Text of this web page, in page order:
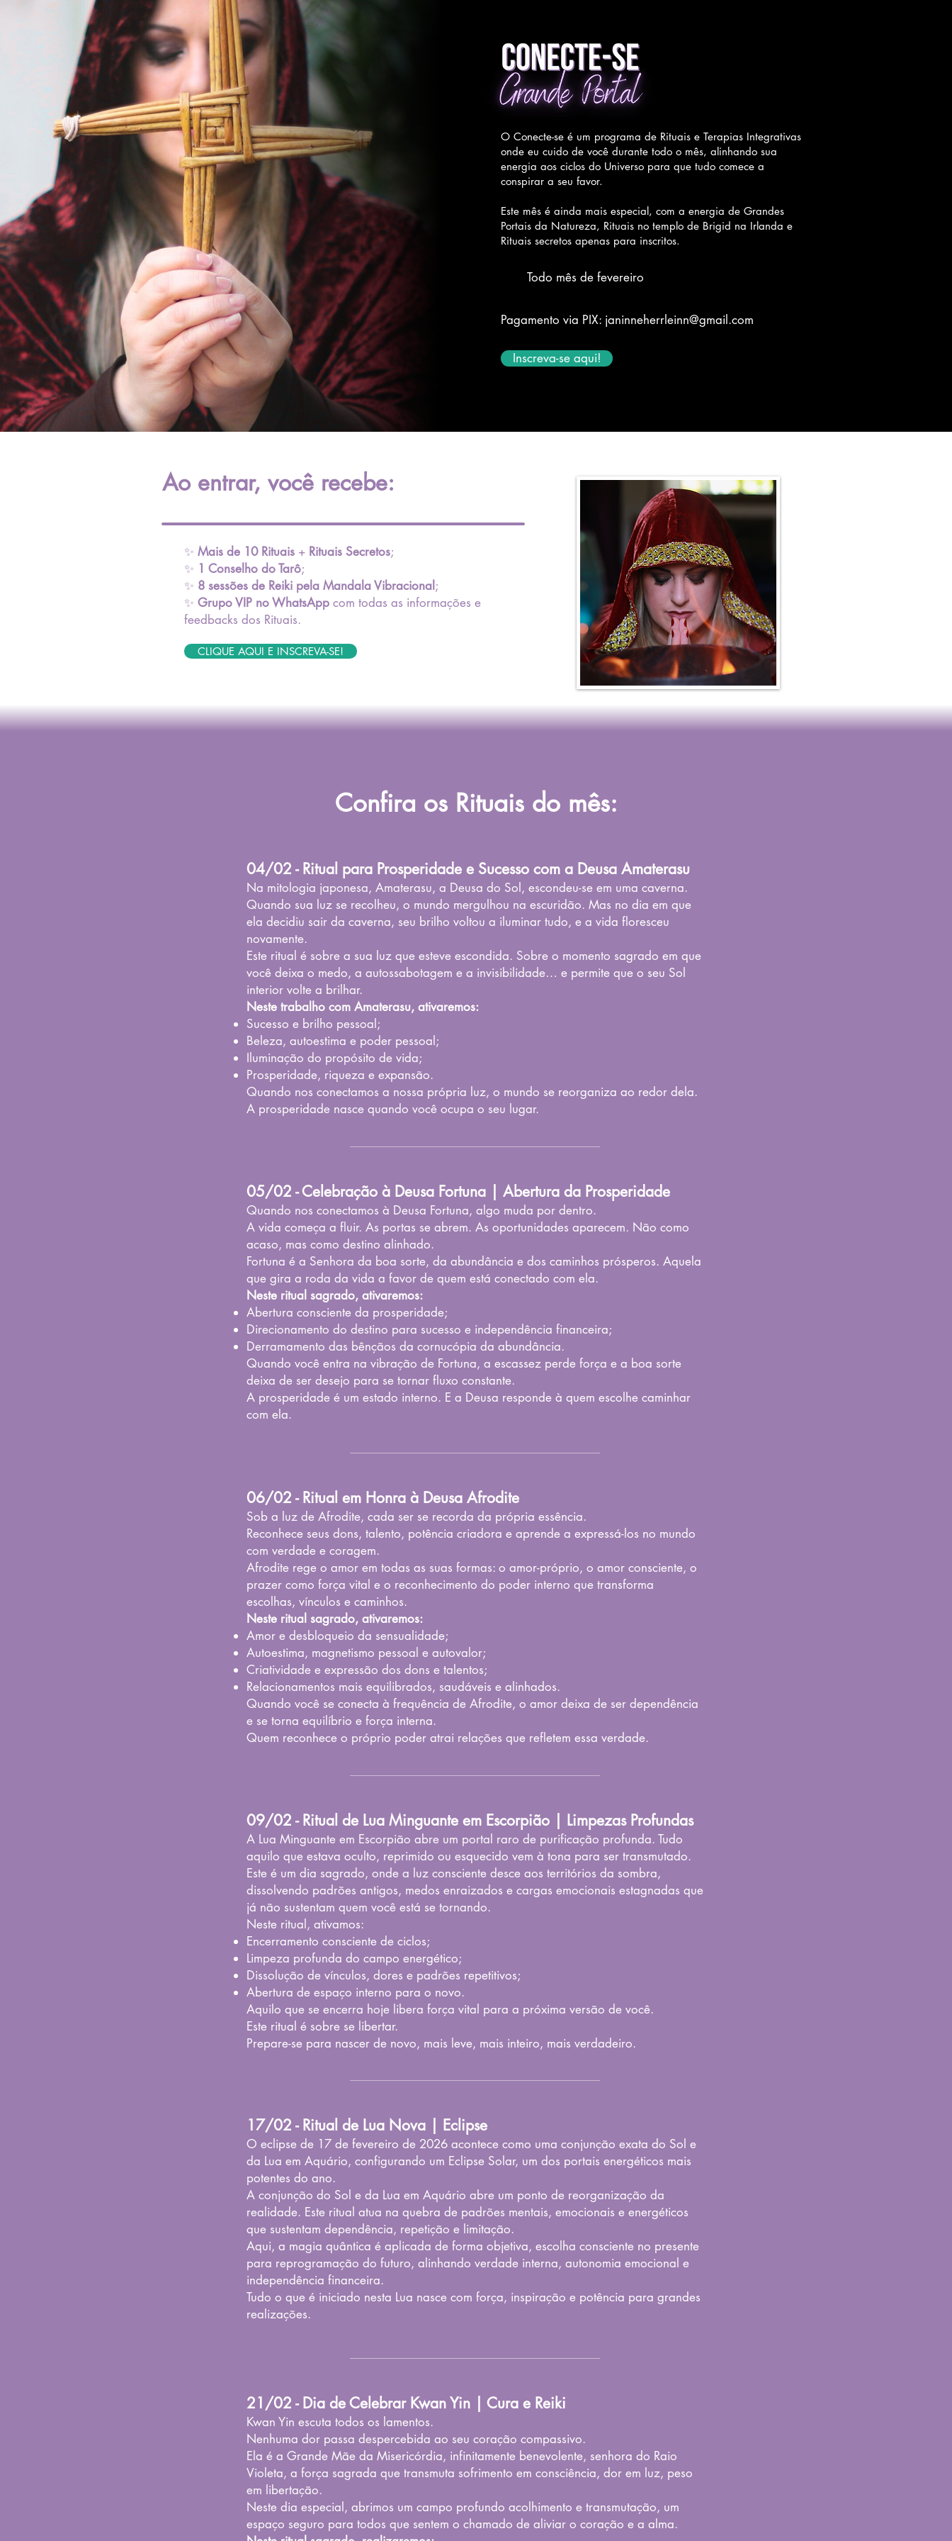
O Conecte-se é um programa de Rituais e Terapias Integrativas
onde eu cuido de você durante todo o mês, alinhando sua
energia aos ciclos do Universo para que tudo comece a
conspirar a seu favor.
Este mês é ainda mais especial, com a energia de Grandes
Portais da Natureza, Rituais no templo de Brigid na Irlanda e
Rituais secretos apenas para inscritos.
Todo mês de fevereiro
Pagamento via PIX: janinneherrleinn@gmail.com
Inscreva-se aqui!
Ao entrar, você recebe:
✨ Mais de 10 Rituais + Rituais Secretos;
✨ 1 Conselho do Tarô;
✨ 8 sessões de Reiki pela Mandala Vibracional ;
✨ Grupo VIP no WhatsApp com todas as informações e
feedbacks dos Rituais.
CLIQUE AQUI E INSCREVA-SE!
Confira os Rituais do mês:
04/02 - Ritual para Prosperidade e Sucesso com a Deusa Amaterasu
​Na mitologia japonesa, Amaterasu, a Deusa do Sol, escondeu-se em uma caverna.
Quando sua luz se recolheu, o mundo mergulhou na escuridão. Mas no dia em que
ela decidiu sair da caverna, seu brilho voltou a iluminar tudo, e a vida floresceu
novamente.
Este ritual é sobre a sua luz que esteve escondida. Sobre o momento sagrado em que
você deixa o medo, a autossabotagem e a invisibilidade… e permite que o seu Sol
interior volte a brilhar.
Neste trabalho com Amaterasu, ativaremos:
Sucesso e brilho pessoal;
Beleza, autoestima e poder pessoal;
Iluminação do propósito de vida;
Prosperidade, riqueza e expansão.
Quando nos conectamos a nossa própria luz, o mundo se reorganiza ao redor dela.
A prosperidade nasce quando você ocupa o seu lugar.​
05/02 - Celebração à Deusa Fortuna | Abertura da Prosperidade
Quando nos conectamos à Deusa Fortuna, algo muda por dentro.
A vida começa a fluir. As portas se abrem. As oportunidades aparecem. Não como
acaso, mas como destino alinhado.
Fortuna é a Senhora da boa sorte, da abundância e dos caminhos prósperos. Aquela
que gira a roda da vida a favor de quem está conectado com ela.
Neste ritual sagrado, ativaremos:
Abertura consciente da prosperidade;
Direcionamento do destino para sucesso e independência financeira;
Derramamento das bênçãos da cornucópia da abundância.
Quando você entra na vibração de Fortuna, a escassez perde força e a boa sorte
deixa de ser desejo para se tornar fluxo constante.
A prosperidade é um estado interno. E a Deusa responde à quem escolhe caminhar
com ela.
06/02 - Ritual em Honra à Deusa Afrodite
Sob a luz de Afrodite, cada ser se recorda da própria essência.
Reconhece seus dons, talento, potência criadora e aprende a expressá-los no mundo
com verdade e coragem.
Afrodite rege o amor em todas as suas formas: o amor-próprio, o amor consciente, o
prazer como força vital e o reconhecimento do poder interno que transforma
escolhas, vínculos e caminhos.
Neste ritual sagrado, ativaremos:
Amor e desbloqueio da sensualidade;
Autoestima, magnetismo pessoal e autovalor;
Criatividade e expressão dos dons e talentos;
Relacionamentos mais equilibrados, saudáveis e alinhados.
​Quando você se conecta à frequência de Afrodite, o amor deixa de ser dependência
e se torna equilíbrio e força interna.
Quem reconhece o próprio poder atrai relações que refletem essa verdade.
09/02 - Ritual de Lua Minguante em Escorpião | Limpezas Profundas
A Lua Minguante em Escorpião abre um portal raro de purificação profunda. Tudo
aquilo que estava oculto, reprimido ou esquecido vem à tona para ser transmutado.
Este é um dia sagrado, onde a luz consciente desce aos territórios da sombra,
dissolvendo padrões antigos, medos enraizados e cargas emocionais estagnadas que
já não sustentam quem você está se tornando.
Neste ritual, ativamos:
Encerramento consciente de ciclos;
Limpeza profunda do campo energético;
Dissolução de vínculos, dores e padrões repetitivos;
Abertura de espaço interno para o novo.
Aquilo que se encerra hoje libera força vital para a próxima versão de você.
Este ritual é sobre se libertar.
Prepare-se para nascer de novo, mais leve, mais inteiro, mais verdadeiro.​
17/02 - Ritual de Lua Nova | Eclipse
O eclipse de 17 de fevereiro de 2026 acontece como uma conjunção exata do Sol e
da Lua em Aquário, configurando um Eclipse Solar, um dos portais energéticos mais
potentes do ano.
A conjunção do Sol e da Lua em Aquário abre um ponto de reorganização da
realidade. Este ritual atua na quebra de padrões mentais, emocionais e energéticos
que sustentam dependência, repetição e limitação.
Aqui, a magia quântica é aplicada de forma objetiva, escolha consciente no presente
para reprogramação do futuro, alinhando verdade interna, autonomia emocional e
independência financeira.
Tudo o que é iniciado nesta Lua nasce com força, inspiração e potência para grandes
realizações.
21/02 - Dia de Celebrar Kwan Yin | Cura e Reiki
Kwan Yin escuta todos os lamentos.
Nenhuma dor passa despercebida ao seu coração compassivo.
Ela é a Grande Mãe da Misericórdia, infinitamente benevolente, senhora do Raio
Violeta, a força sagrada que transmuta sofrimento em consciência, dor em luz, peso
em libertação.
Neste dia especial, abrimos um campo profundo acolhimento e transmutação, um
espaço seguro para todos que sentem o chamado de aliviar o coração e a alma.